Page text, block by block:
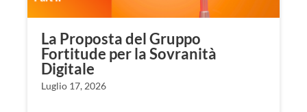
La Proposta del Gruppo
Fortitude per la Sovranità
Digitale
Luglio 17, 2026